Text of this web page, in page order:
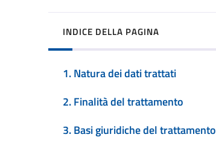
INDICE DELLA PAGINA
1. Natura dei dati trattati
2. Finalità del trattamento
3. Basi giuridiche del trattamento